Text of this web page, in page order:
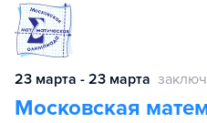
23 марта - 23 марта
Московская